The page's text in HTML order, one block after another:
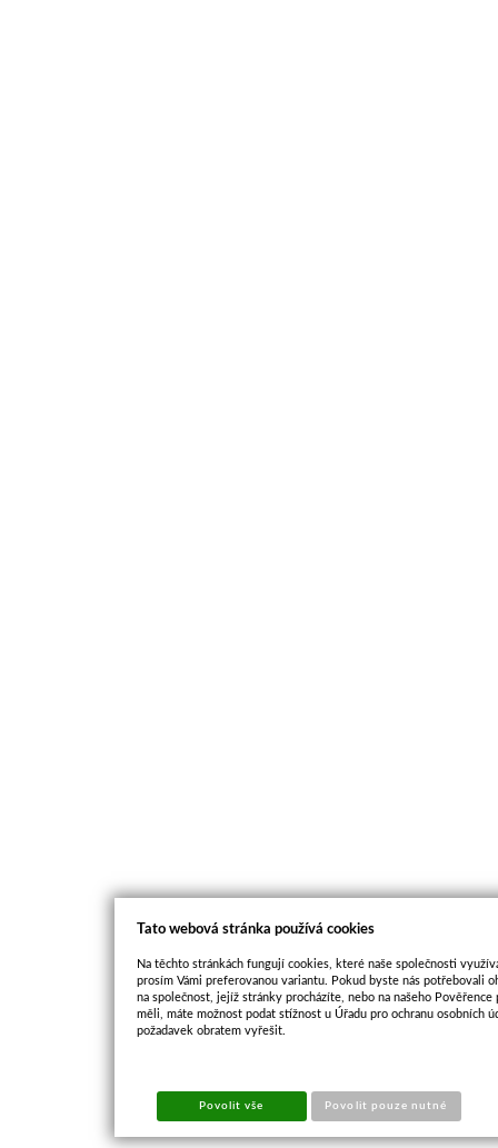
Tato webová stránka používá cookies
Na těchto stránkách fungují cookies, které naše společnosti
prosím Vámi preferovanou variantu. Pokud byste nás potřebovali
na společnost, jejíž stránky procházíte, nebo na našeho
měli, máte možnost podat stížnost u Úřadu pro ochranu osobních
požadavek obratem vyřešit.
Povolit vše Povolit pouze nutné